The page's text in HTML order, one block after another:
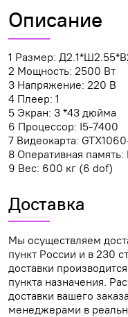
Описание
1 Размер:
2 Мощность: 2500 Вт
3 Напряжение: 220 В
4 Плеер: 1
5 Экран: 3 *43 дюйма
6 Процессор: I5-7400
7 Видеокарта:
8 Оперативная память:
9 Вес: 600 кг (6 dof)
Доставка
Мы осуществляем
пункт России и в 230
доставки
пункта назначения.
доставки вашего
менеджерами в